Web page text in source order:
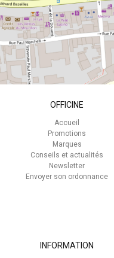
OFFICINE
Accueil
Promotions
Marques
Conseils et actualités
Newsletter
Envoyer son ordonnance
INFORMATION